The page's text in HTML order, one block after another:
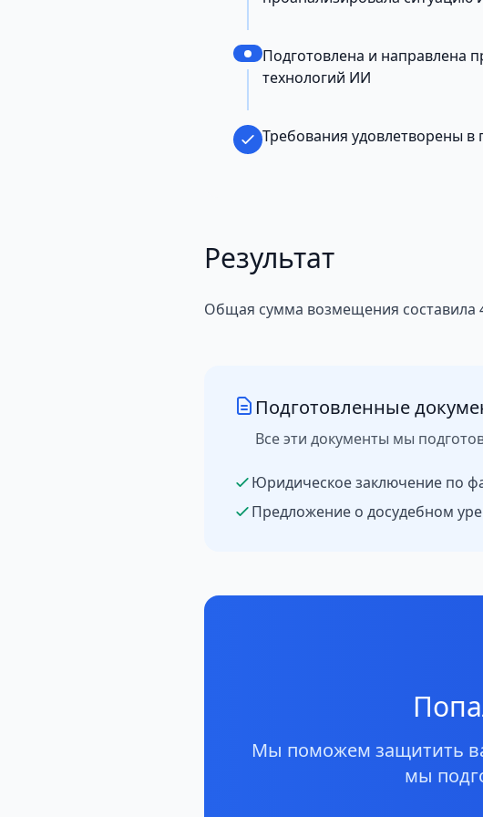
Подготовлена и направлена
технологий ИИ
Требования удовлетворены
Результат
Общая сумма возмещения составила
Подготовленные
Все эти документы мы
Юридическое заключение по
Предложение о досудебном
Мы поможем защитить
мы